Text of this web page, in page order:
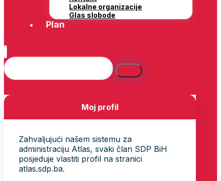
Lokalne organizacije
Glas slobode
Plan
Moj profil
Zahvaljujući našem sistemu za
administraciju Atlas, svaki član SDP BiH
posjeduje vlastiti profil na stranici
atlas.sdp.ba.